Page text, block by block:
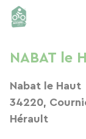
NABAT le
Nabat le Haut
34220,
Hérault